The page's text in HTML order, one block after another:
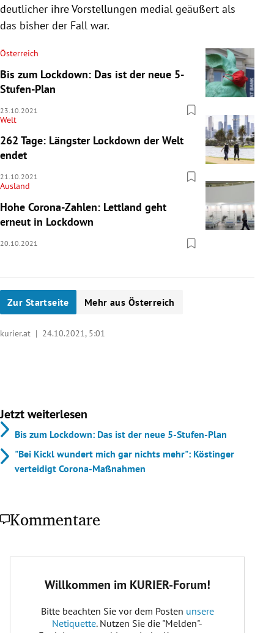
deutlicher ihre Vorstellungen medial geäußert als
das bisher der Fall war.
Österreich
Bis zum Lockdown: Das ist der neue 5-
Stufen-Plan
23.10.2021
Welt
262 Tage: Längster Lockdown der Welt
endet
21.10.2021
Ausland
Hohe Corona-Zahlen: Lettland geht
erneut in Lockdown
20.10.2021
Zur Startseite Mehr aus Österreich
kurier.at | 24.10.2021, 5:01
Jetzt weiterlesen
Bis zum Lockdown: Das ist der neue 5-Stufen-Plan
"Bei Kickl wundert mich gar nichts mehr": Köstinger
verteidigt Corona-Maßnahmen
Kommentare